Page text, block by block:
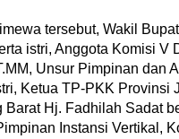
tersebut, Wakil
istri, Anggota Komisi
Unsur Pimpinan dan
Ketua TP-PKK
Hj. Fadhilah Sadat
Instansi Vertikal,